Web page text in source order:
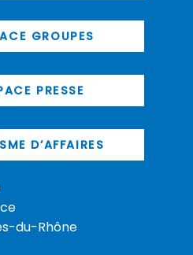
GROUPES
PRESSE
D’AFFAIRES
du-Rhône